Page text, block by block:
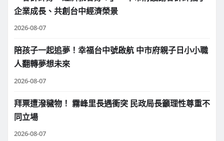
企業成長、共創台中經濟榮景
2026-08-07
陪孩子一起追夢！幸福台中號啟航 中市府親子日小小職
人翻轉夢想未來
2026-08-07
拜票遭潑穢物！ 霧峰里長遇衝突 民政局長籲理性尊重不
同立場
2026-08-07